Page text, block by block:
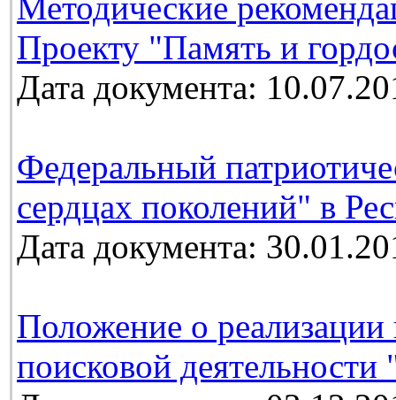
Проекту "Память и
Дата документа:
Федеральный
сердцах поколений" в
Дата документа:
Положение о реализации
поисковой